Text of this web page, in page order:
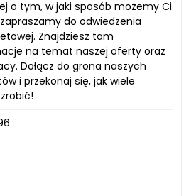
o tym, w jaki sposób możemy Ci
do odwiedzenia
Znajdziesz tam
na temat naszej oferty oraz
Dołącz do grona naszych
i przekonaj się, jak wiele